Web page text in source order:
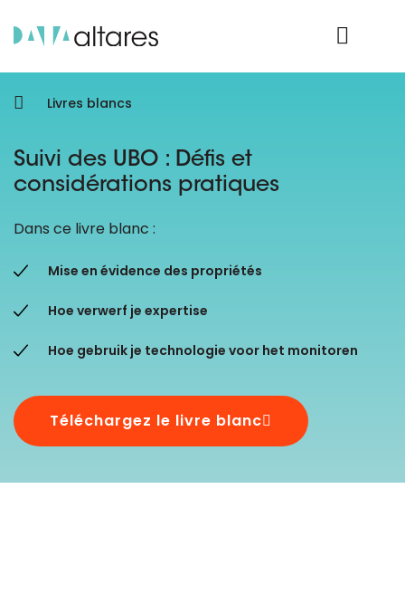
Livres blancs
Suivi des UBO : Défis et
considérations pratiques
Dans ce livre blanc :
Mise en évidence des propriétés
Hoe verwerf je expertise
Hoe gebruik je technologie voor het monitoren
Téléchargez le livre blanc